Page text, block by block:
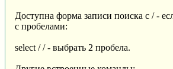
Доступна форма записи поиска с / -
с пробелами:
select / / - выбрать 2 пробела.